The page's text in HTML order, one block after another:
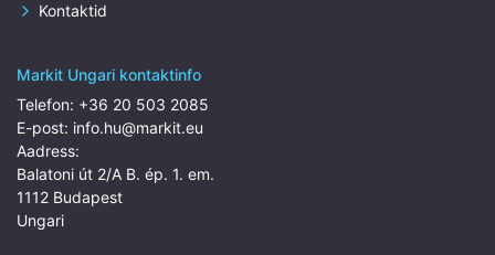
Kontaktid
Markit Ungari kontaktinfo
Telefon: +36 20 503 2085
E-post: info.hu@markit.eu
Aadress:
Balatoni út 2/A B. ép. 1. em.
1112 Budapest
Ungari